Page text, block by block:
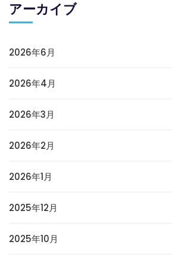
アーカイブ
2026年6月
2026年4月
2026年3月
2026年2月
2026年1月
2025年12月
2025年10月